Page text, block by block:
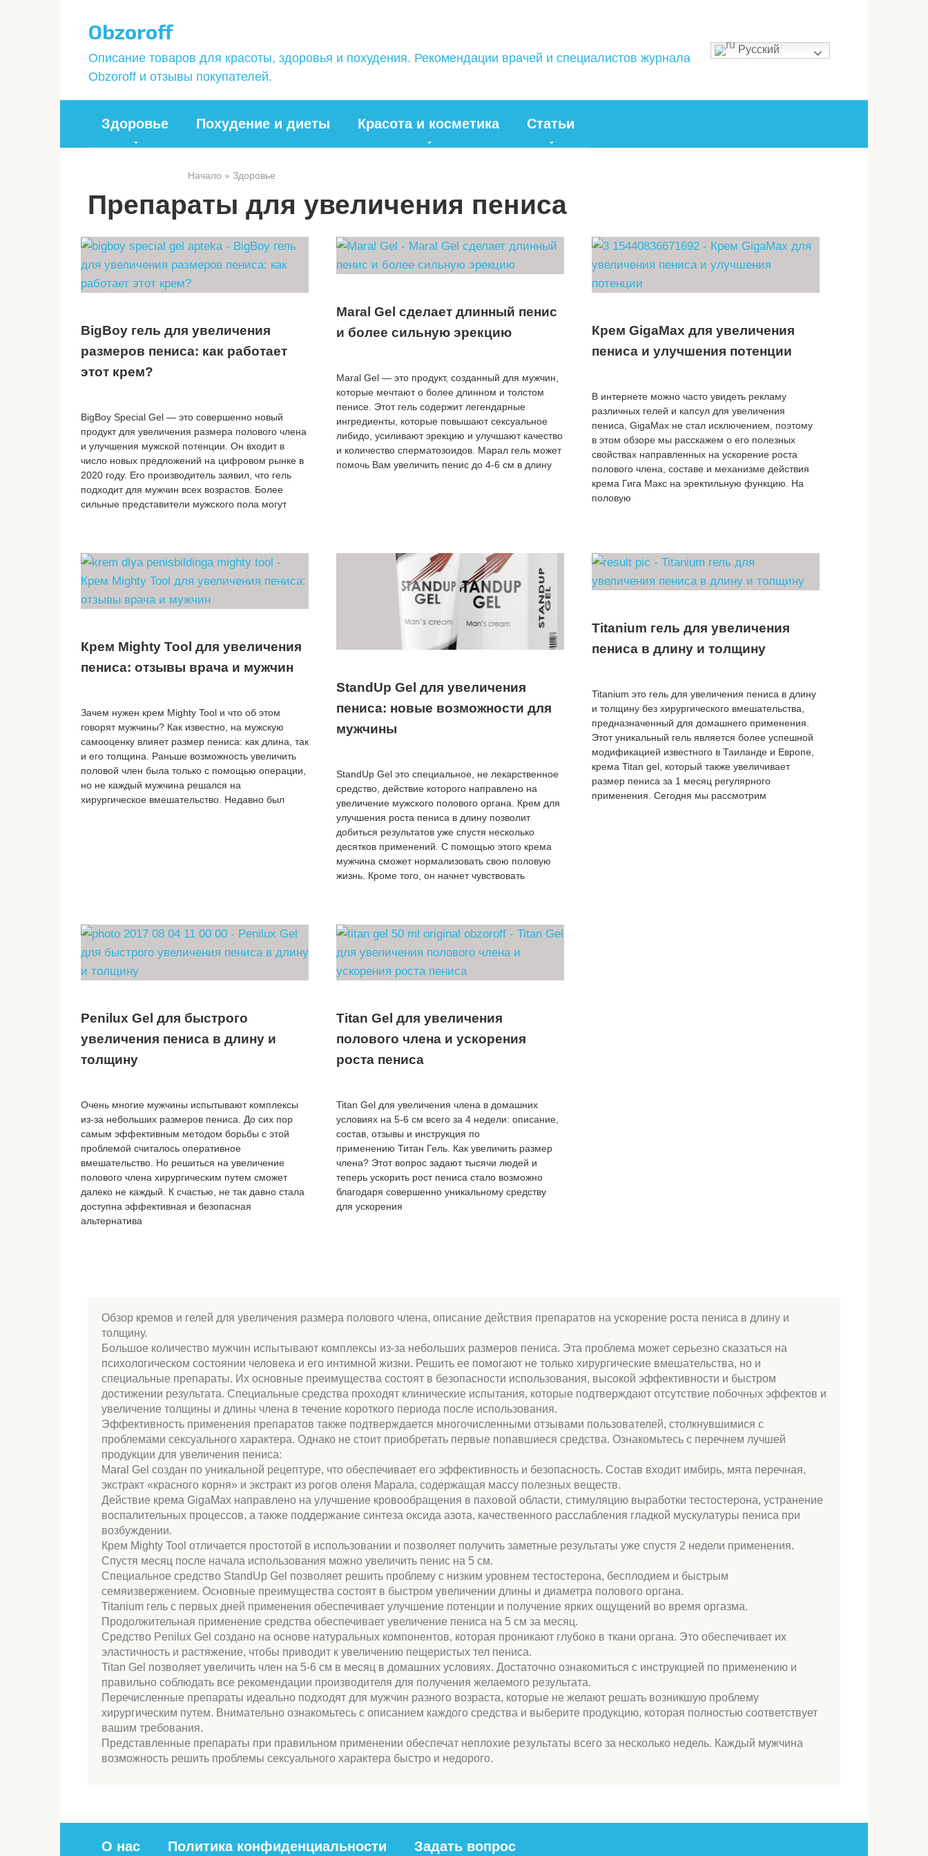
Obzoroff
Описание товаров для красоты, здоровья и похудения. Рекомендации врачей и специалистов журнала
Obzoroff и отзывы покупателей.
Русский
Здоровье Похудение и диеты Красота и косметика Статьи
Начало » Здоровье
Препараты для увеличения пениса
BigBoy гель для увеличения
размеров пениса: как работает
этот крем?
BigBoy Special Gel — это совершенно новый
продукт для увеличения размера полового члена
и улучшения мужской потенции. Он входит в
число новых предложений на цифровом рынке в
2020 году. Его производитель заявил, что гель
подходит для мужчин всех возрастов. Более
сильные представители мужского пола могут
Maral Gel сделает длинный пенис
и более сильную эрекцию
Maral Gel — это продукт, созданный для мужчин,
которые мечтают о более длинном и толстом
пенисе. Этот гель содержит легендарные
ингредиенты, которые повышают сексуальное
либидо, усиливают эрекцию и улучшают качество
и количество сперматозоидов. Марал гель может
помочь Вам увеличить пенис до 4-6 см в длину
Крем GigaMax для увеличения
пениса и улучшения потенции
В интернете можно часто увидеть рекламу
различных гелей и капсул для увеличения
пениса, GigaMax не стал исключением, поэтому
в этом обзоре мы расскажем о его полезных
свойствах направленных на ускорение роста
полового члена, составе и механизме действия
крема Гига Макс на эректильную функцию. На
половую
Крем Mighty Tool для увеличения
пениса: отзывы врача и мужчин
Зачем нужен крем Mighty Tool и что об этом
говорят мужчины? Как известно, на мужскую
самооценку влияет размер пениса: как длина, так
и его толщина. Раньше возможность увеличить
половой член была только с помощью операции,
но не каждый мужчина решался на
хирургическое вмешательство. Недавно был
StandUp Gel для увеличения
пениса: новые возможности для
мужчины
StandUp Gel это специальное, не лекарственное
средство, действие которого направлено на
увеличение мужского полового органа. Крем для
улучшения роста пениса в длину позволит
добиться результатов уже спустя несколько
десятков применений. С помощью этого крема
мужчина сможет нормализовать свою половую
жизнь. Кроме того, он начнет чувствовать
Titanium гель для увеличения
пениса в длину и толщину
Titanium это гель для увеличения пениса в длину
и толщину без хирургического вмешательства,
предназначенный для домашнего применения.
Этот уникальный гель является более успешной
модификацией известного в Таиланде и Европе,
крема Titan gel, который также увеличивает
размер пениса за 1 месяц регулярного
применения. Сегодня мы рассмотрим
Penilux Gel для быстрого
увеличения пениса в длину и
толщину
Очень многие мужчины испытывают комплексы
из-за небольших размеров пениса. До сих пор
самым эффективным методом борьбы с этой
проблемой считалось оперативное
вмешательство. Но решиться на увеличение
полового члена хирургическим путем сможет
далеко не каждый. К счастью, не так давно стала
доступна эффективная и безопасная
альтернатива
Titan Gel для увеличения
полового члена и ускорения
роста пениса
Titan Gel для увеличения члена в домашних
условиях на 5-6 см всего за 4 недели: описание,
состав, отзывы и инструкция по
применению Титан Гель. Как увеличить размер
члена? Этот вопрос задают тысячи людей и
теперь ускорить рост пениса стало возможно
благодаря совершенно уникальному средству
для ускорения
Обзор кремов и гелей для увеличения размера полового члена, описание действия препаратов на ускорение роста пениса в длину и
толщину.
Большое количество мужчин испытывают комплексы из-за небольших размеров пениса. Эта проблема может серьезно сказаться на
психологическом состоянии человека и его интимной жизни. Решить ее помогают не только хирургические вмешательства, но и
специальные препараты. Их основные преимущества состоят в безопасности использования, высокой эффективности и быстром
достижении результата. Специальные средства проходят клинические испытания, которые подтверждают отсутствие побочных эффектов и
увеличение толщины и длины члена в течение короткого периода после использования.
Эффективность применения препаратов также подтверждается многочисленными отзывами пользователей, столкнувшимися с
проблемами сексуального характера. Однако не стоит приобретать первые попавшиеся средства. Ознакомьтесь с перечнем лучшей
продукции для увеличения пениса:
Maral Gel создан по уникальной рецептуре, что обеспечивает его эффективность и безопасность. Состав входит имбирь, мята перечная,
экстракт «красного корня» и экстракт из рогов оленя Марала, содержащая массу полезных веществ.
Действие крема GigaMax направлено на улучшение кровообращения в паховой области, стимуляцию выработки тестостерона, устранение
воспалительных процессов, а также поддержание синтеза оксида азота, качественного расслабления гладкой мускулатуры пениса при
возбуждении.
Крем Mighty Tool отличается простотой в использовании и позволяет получить заметные результаты уже спустя 2 недели применения.
Спустя месяц после начала использования можно увеличить пенис на 5 см.
Специальное средство StandUp Gel позволяет решить проблему с низким уровнем тестостерона, бесплодием и быстрым
семяизвержением. Основные преимущества состоят в быстром увеличении длины и диаметра полового органа.
Titanium гель с первых дней применения обеспечивает улучшение потенции и получение ярких ощущений во время оргазма.
Продолжительная применение средства обеспечивает увеличение пениса на 5 см за месяц.
Средство Penilux Gel создано на основе натуральных компонентов, которая проникают глубоко в ткани органа. Это обеспечивает их
эластичность и растяжение, чтобы приводит к увеличению пещеристых тел пениса.
Titan Gel позволяет увеличить член на 5-6 см в месяц в домашних условиях. Достаточно ознакомиться с инструкцией по применению и
правильно соблюдать все рекомендации производителя для получения желаемого результата.
Перечисленные препараты идеально подходят для мужчин разного возраста, которые не желают решать возникшую проблему
хирургическим путем. Внимательно ознакомьтесь с описанием каждого средства и выберите продукцию, которая полностью соответствует
вашим требования.
Представленные препараты при правильном применении обеспечат неплохие результаты всего за несколько недель. Каждый мужчина
возможность решить проблемы сексуального характера быстро и недорого.
О нас Политика конфиденциальности Задать вопрос